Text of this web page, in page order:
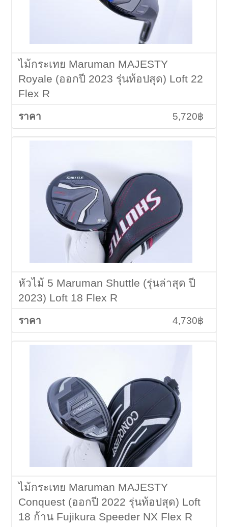
ไม้กระเทย Maruman MAJESTY
Royale (ออกปี 2023 รุ่นท้อปสุด) Loft 22
Flex R
5,720฿
หัวไม้ 5 Maruman Shuttle (รุ่นล่าสุด ปี
2023) Loft 18 Flex R
4,730฿
ไม้กระเทย Maruman MAJESTY
Conquest (ออกปี 2022 รุ่นท้อปสุด) Loft
18 ก้าน Fujikura Speeder NX Flex R